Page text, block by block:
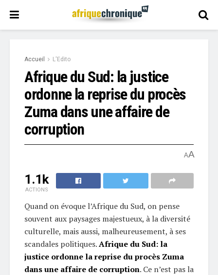
Accueil L'Edito
Afrique du Sud: la justice
ordonne la reprise du procès
Zuma dans une affaire de
corruption
AA
1.1k
ACTIONS
Quand on évoque l’Afrique du Sud, on pense
souvent aux paysages majestueux, à la diversité
culturelle, mais aussi, malheureusement, à ses
scandales politiques.Afrique du Sud: la
justice ordonne la reprise du procès Zuma
dans une affaire de corruption. Ce n’est pas la